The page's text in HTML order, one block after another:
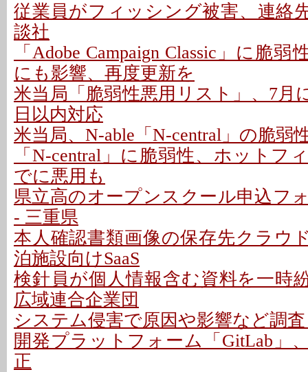
従業員がフィッシング被害、連絡
談社
「Adobe Campaign Classic」に脆
にも影響、再度更新を
米当局「脆弱性悪用リスト」、7月
日以内対応
米当局、N-able「N-central」の脆弱
「N-central」に脆弱性、ホットフ
でに悪用も
県立高のオープンスクール申込フ
- 三重県
本人確認書類画像の保存先クラウ
泊施設向けSaaS
検針員が個人情報含む資料を一時
広域連合企業団
システム侵害で原因や影響など調
開発プラットフォーム「GitLab」
正